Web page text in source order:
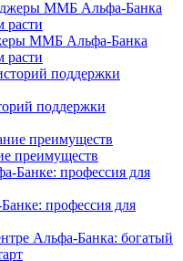
ММБ Альфа-Банка
расти
поддержки
преимуществ
профессия для